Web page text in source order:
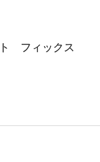
ト フィックス